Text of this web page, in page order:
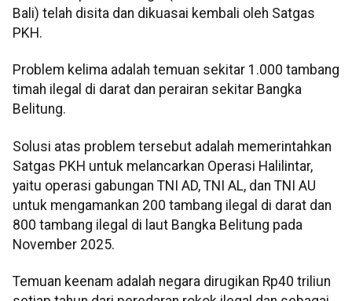
Bali) telah disita dan dikuasai kembali oleh Satgas
PKH.
Problem kelima adalah temuan sekitar 1.000 tambang
timah ilegal di darat dan perairan sekitar Bangka
Belitung.
Solusi atas problem tersebut adalah memerintahkan
Satgas PKH untuk melancarkan Operasi Halilintar,
yaitu operasi gabungan TNI AD, TNI AL, dan TNI AU
untuk mengamankan 200 tambang ilegal di darat dan
800 tambang ilegal di laut Bangka Belitung pada
November 2025.
Temuan keenam adalah negara dirugikan Rp40 triliun